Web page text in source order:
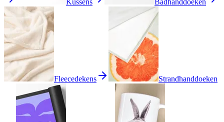
Kussens Badhanddoeken
Fleecedekens Strandhanddoeken